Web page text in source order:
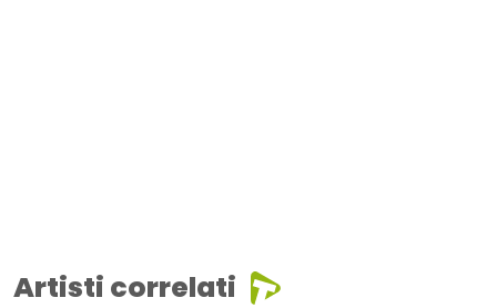
Artisti correlati